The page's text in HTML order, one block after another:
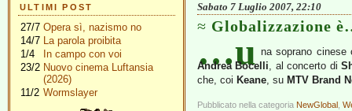
ULTIMI POST
27/7 Opera sì, nazismo no
14/7 La parola proibita
1/4
In campo con voi
23/2 Nuovo cinema Luftansia
(2026)
11/2 Wormslayer
Sabato 7 Luglio 2007, 22:10
Globalizzazione
…u na soprano
Andrea Bocelli, al concerto di
che, coi Keane, su MTV Brand
Pubblicato nella categoria NewGlobal